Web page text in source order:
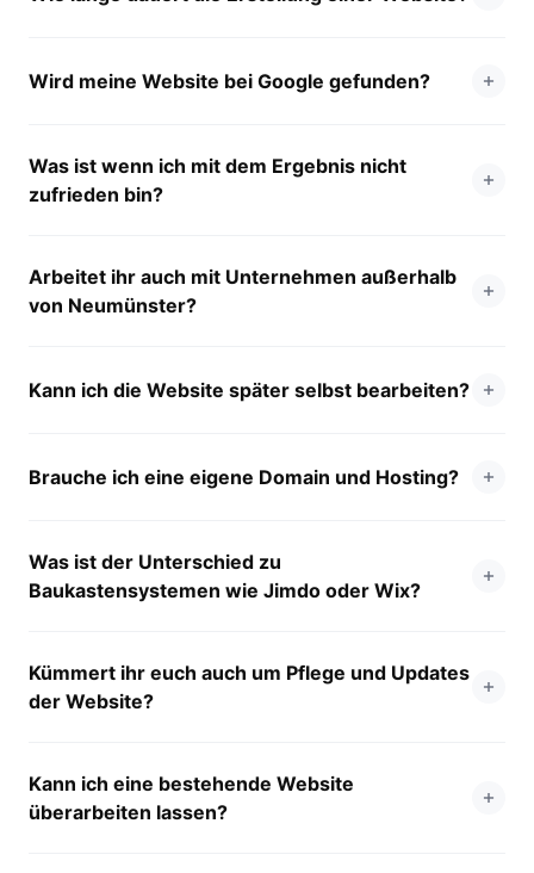
Wird meine Website bei Google gefunden?
Was ist wenn ich mit dem Ergebnis nicht
zufrieden bin?
Arbeitet ihr auch mit Unternehmen außerhalb
von Neumünster?
Kann ich die Website später selbst bearbeiten?
Brauche ich eine eigene Domain und Hosting?
Was ist der Unterschied zu
Baukastensystemen wie Jimdo oder Wix?
Kümmert ihr euch auch um Pflege und Updates
der Website?
Kann ich eine bestehende Website
überarbeiten lassen?